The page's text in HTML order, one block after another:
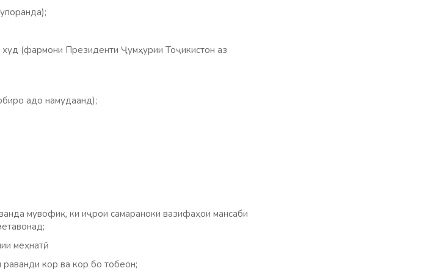
(фармони Президенти Ҷумҳурии Тоҷикистон аз
адо намудаанд);
мувофиқ, ки иҷрои самараноки вазифаҳои мансаби
меҳнатӣ;
раванди кор ва кор бо тобеон;